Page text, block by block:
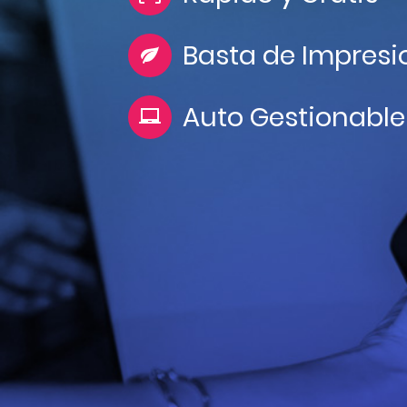
Basta de
Auto Gestionable